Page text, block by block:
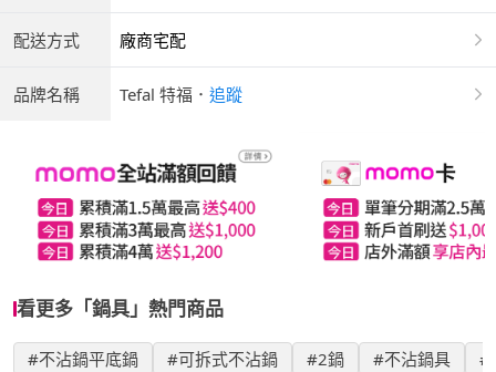
配送方式 廠商宅配
品牌名稱 Tefal 特福 ． 追蹤
看更多「鍋具」熱門商品
#不沾鍋平底鍋 #可拆式不沾鍋 #2鍋 #不沾鍋具 #